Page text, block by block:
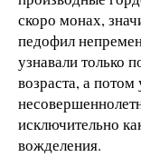
скоро монах,
педофил
узнавали только
возраста, а
исключительно
вожделения.